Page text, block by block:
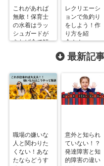
これがあれば
無敵！保育士
の水着はラッ
シュガードが
あれば全て解
レクリエーシ
ョンで魚釣り
をしよう！作
り方を紹
介！！
最新記
職場の嫌いな
人と関わりた
くない！あな
たならどうす
意外と知られ
ていない！？
発達障害と知
的障害の違い